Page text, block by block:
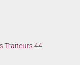
Traiteurs 44